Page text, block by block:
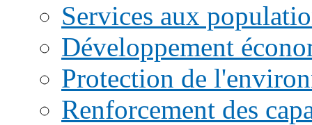
Services aux
Développement
Protection de
Renforcement des